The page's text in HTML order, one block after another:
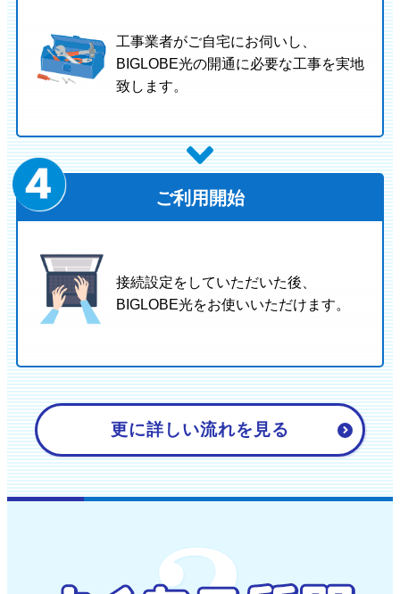
工事業者がご自宅にお伺いし、
BIGLOBE光の開通に必要な工事を実地
致します。
ご利用開始
接続設定をしていただいた後、
BIGLOBE光をお使いいただけます。
更に詳しい流れを見る